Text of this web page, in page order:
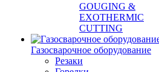
GOUGING &
EXOTHERMIC
CUTTING
Газосварочное оборудование
Резаки